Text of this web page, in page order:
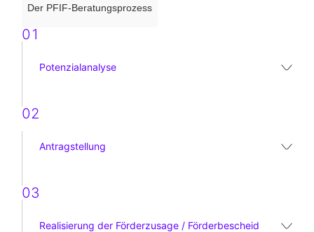
Der PFIF-Beratungsprozess
01
Potenzialanalyse
02
Antragstellung
03
Realisierung der Förderzusage / Förderbescheid